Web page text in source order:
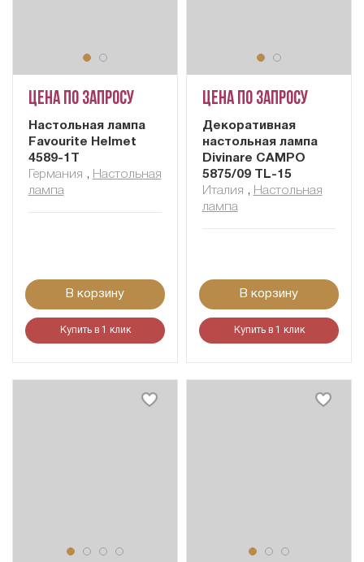
Цена по запросу
Настольная лампа
Favourite Helmet
4589-1T
Германия , Настольная
лампа
В корзину
Купить в 1 клик
Цена по запросу
Декоративная
настольная лампа
Divinare CAMPO
5875/09 TL-15
Италия , Настольная
лампа
В корзину
Купить в 1 клик